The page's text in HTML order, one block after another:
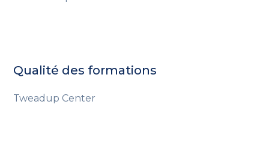
Qualité des formations
Tweadup Center